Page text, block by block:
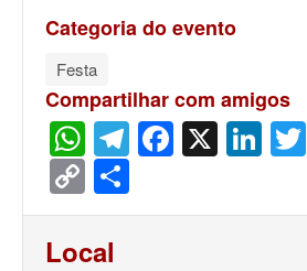
Categoria do evento
Festa
Compartilhar com amigos
WhatsApp
Telegram
X
Copy
Link
Local